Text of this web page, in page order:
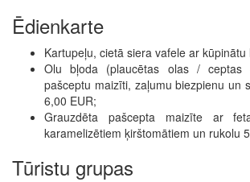
Ēdienkarte
Kartupeļu, cietā siera vafele ar kūpinātu
Olu bļoda (plaucētas olas /
pašceptu maizīti, zaļumu biezpienu un
6,00 EUR;
Grauzdēta pašcepta maizīte ar
karamelizētiem ķirštomātiem un rukolu
Tūristu grupas